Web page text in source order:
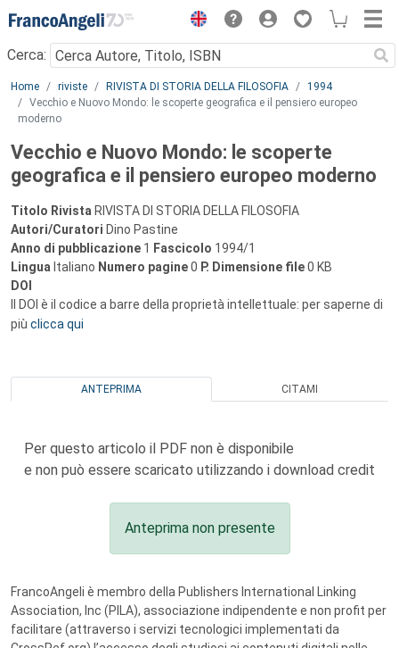
Menu
Cerca:
Main content
Home riviste RIVISTA DI STORIA DELLA FILOSOFIA
1994
Vecchio e Nuovo Mondo: le scoperte geografica e il pensiero europeo
moderno
Vecchio e Nuovo Mondo: le scoperte
geografica e il pensiero europeo moderno
Titolo Rivista RIVISTA DI STORIA DELLA FILOSOFIA
Autori/Curatori Dino Pastine
Anno di pubblicazione 1 Fascicolo 1994/1
Lingua Italiano Numero pagine0 P. Dimensione file0 KB
DOI
Il DOI è il codice a barre della proprietà intellettuale: per saperne di
più clicca qui
ANTEPRIMA CITAMI
Per questo articolo il PDF non è disponibile
e non può essere scaricato utilizzando i download credit
Anteprima non presente
FrancoAngeli è membro della Publishers International Linking
Association, Inc (PILA), associazione indipendente e non profit per
facilitare (attraverso i servizi tecnologici implementati da